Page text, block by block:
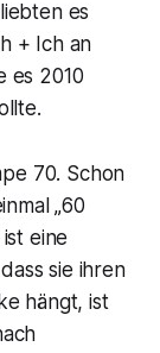
es
+ Ich an
es 2010
70. Schon
„60
eine
sie ihren
hängt, ist